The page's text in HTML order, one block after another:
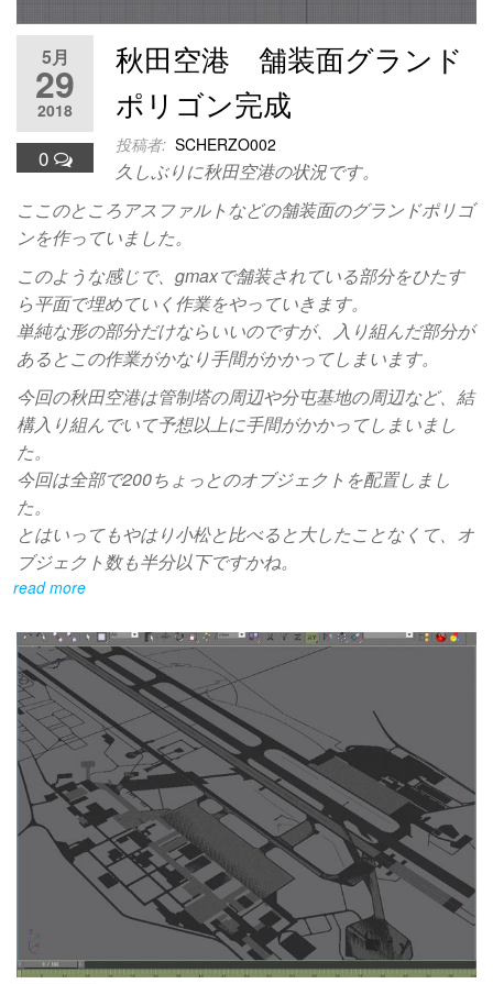
5月
29
2018
0
秋田空港 舗装面グランド
ポリゴン完成
投稿者: SCHERZO002
久しぶりに秋田空港の状況です。
ここのところアスファルトなどの舗装面のグランドポリゴ
ンを作っていました。
このような感じで、gmaxで舗装されている部分をひたす
ら平面で埋めていく作業をやっていきます。
単純な形の部分だけならいいのですが、入り組んだ部分が
あるとこの作業がかなり手間がかかってしまいます。
今回の秋田空港は管制塔の周辺や分屯基地の周辺など、結
構入り組んでいて予想以上に手間がかかってしまいまし
た。
今回は全部で200ちょっとのオブジェクトを配置しまし
た。
とはいってもやはり小松と比べると大したことなくて、オ
ブジェクト数も半分以下ですかね。
read more